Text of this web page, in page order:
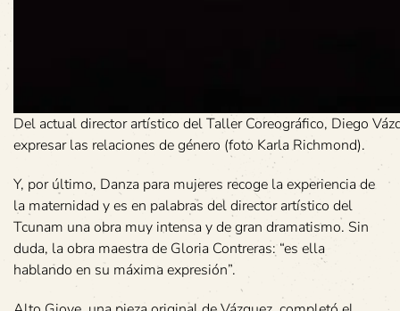
Del actual director artístico del Taller Coreográfico, Diego
expresar las relaciones de género (foto Karla Richmond).
Y, por último, Danza para mujeres recoge la experiencia de
la maternidad y es en palabras del director artístico del
Tcunam una obra muy intensa y de gran dramatismo. Sin
duda, la obra maestra de Gloria Contreras: “es ella
hablando en su máxima expresión”.